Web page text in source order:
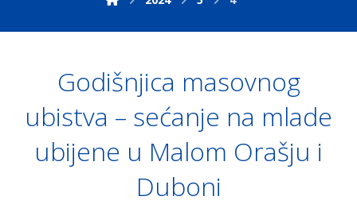
Godišnjica masovnog
ubistva – sećanje na mlade
ubijene u Malom Orašju i
Duboni